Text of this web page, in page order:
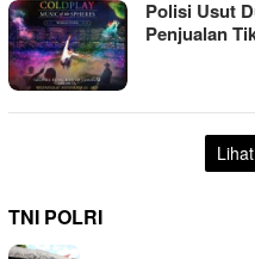
Polisi Usut
Penjualan
TNI POLRI